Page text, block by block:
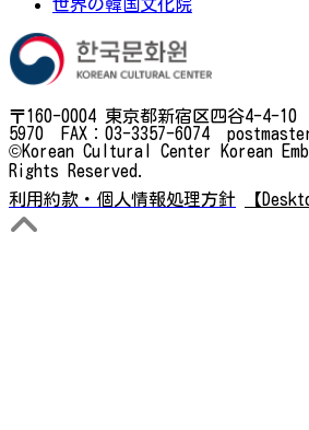
世界の韓国文化院
〒160-0004 東京都新宿区四谷4-4-10
5970 FAX：03-3357-6074
©Korean Cultural Center Korean
Rights Reserved.
利用約款・個人情報処理方針
【